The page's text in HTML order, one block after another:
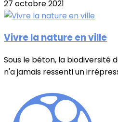
27 octobre 2021
Vivre la nature en ville
Sous le béton, la biodiversité
n'a jamais ressenti un